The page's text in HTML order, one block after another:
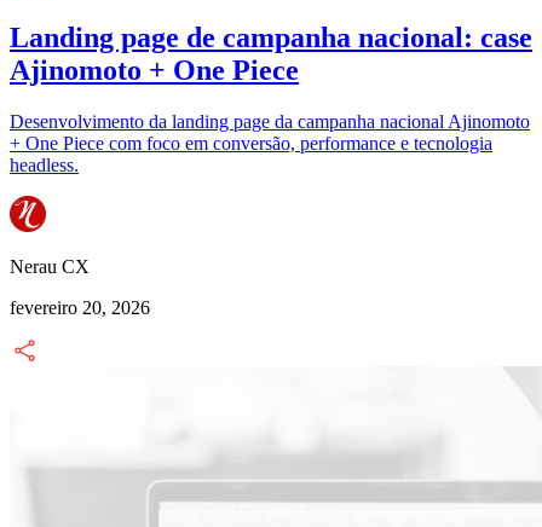
Landing page de campanha nacional: case
Ajinomoto + One Piece
Desenvolvimento da landing page da campanha nacional Ajinomoto
+ One Piece com foco em conversão, performance e tecnologia
headless.
Nerau CX
fevereiro 20, 2026